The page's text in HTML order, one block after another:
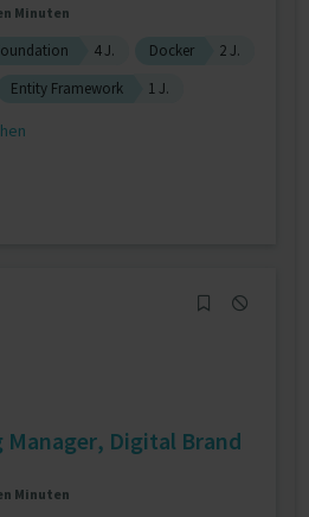
Minuten
4 J. Docker
2 J.
Entity Framework 1 J.
Digital Brand
Minuten